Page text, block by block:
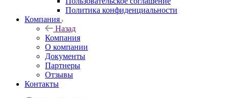
Политика конфиденциальности
Компания
Назад
Компания
О компании
Документы
Партнеры
Отзывы
Контакты